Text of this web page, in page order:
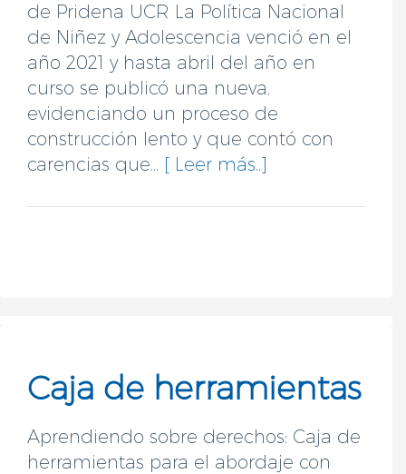
de Pridena UCR La Política Nacional
de Niñez y Adolescencia venció en el
año 2021 y hasta abril del año en
curso se publicó una nueva,
evidenciando un proceso de
construcción lento y que contó con
carencias que... [ Leer más..]
Caja de herramientas
Aprendiendo sobre derechos: Caja de
herramientas para el abordaje con